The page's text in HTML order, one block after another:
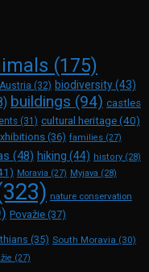
(175)
Austria (32) biodiversity(43)
buildings (94) castles
(31) cultural heritage (40)
(36) families (27)
(48) hiking (44) history (28)
Moravia (27) Myjava (28)
nature conservation
Považie (37)
(35) South Moravia (30)
(27)